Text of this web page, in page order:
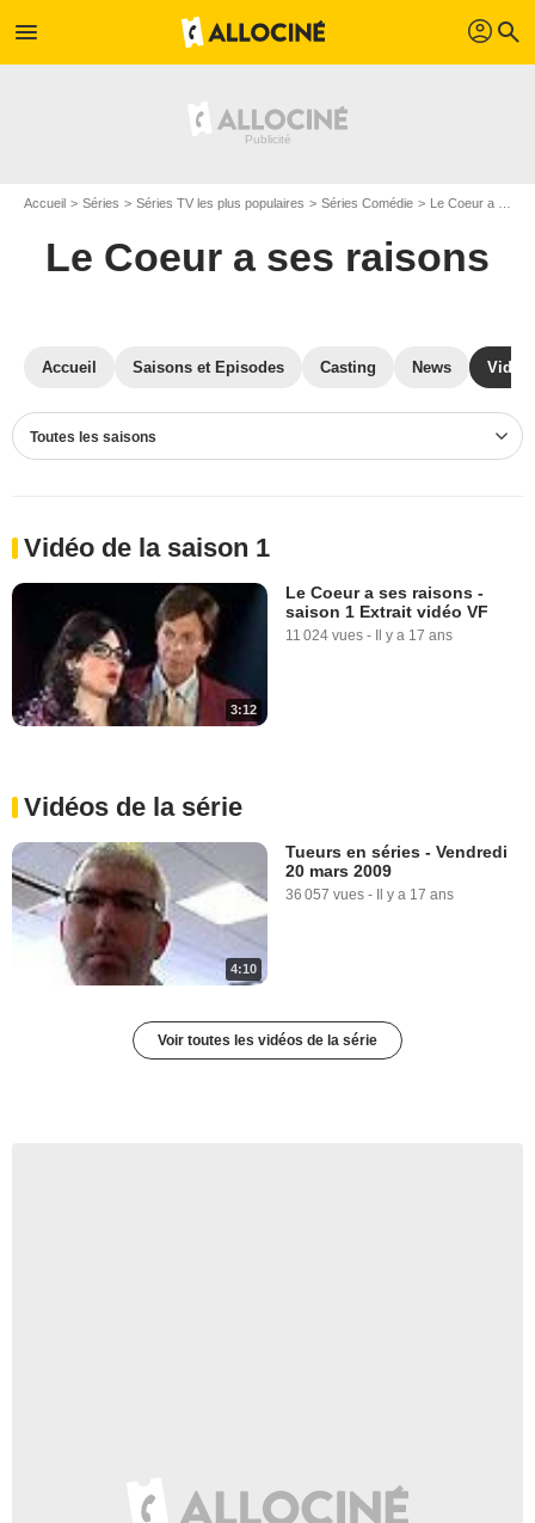
menu profil search
Accueil Séries Séries TV les plus populaires Séries Comédie Le Coeur a ses raisons
Le Coeur a ses raisons
Accueil Saisons et Episodes Casting News
Toutes les saisons
Vidéo de la saison 1
3:12
Le Coeur a ses raisons -
saison 1 Extrait vidéo VF
11 024 vues - Il y a 17 ans
Vidéos de la série
4:10
Tueurs en séries - Vendredi
20 mars 2009
36 057 vues - Il y a 17 ans
Voir toutes les vidéos de la série